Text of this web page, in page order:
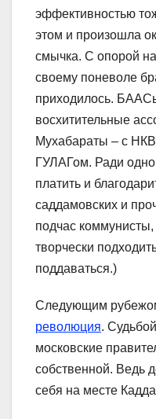
эффективностью
этом и произошла
смычка. С опорой
своему поневоле
приходилось.
восхитительные
Мухабараты – с
ГУЛАГом. Ради
платить и
саддамовских и
подчас
творчески
поддаваться.)
Следующим
революция.
московские
собственной. Ведь
себя на месте